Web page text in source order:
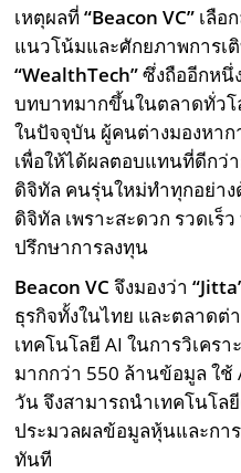
เหตุผลที่“Beacon VC” เลือ
แนวโน้มและศักยภาพการเ
“WealthTech”ซึ่งถืออีกหนึ่
บทบาทมากขึ้นในตลาดทั่วโ
ในปัจจุบัน ผู้คนต่างมองหา
เพื่อให้ได้ผลตอบแทนที่ดีกว่
ดิจิทัล คนรุ่นใหม่ทำทุกอย่าง
ดิจิทัล เพราะสะดวก รวดเ
ปรึกษาการลงทุน
Beacon VC จึงมองว่า
ธุรกิจทั้งในไทย และตลาดต่
เทคโนโลยี AI ในการวิเคร
มากกว่า 550 ล้านข้อมูล ใช้
วัน จึงสามารถนำเทคโนโล
ประมวลผลข้อมูลหุ้นและกา
ทันที